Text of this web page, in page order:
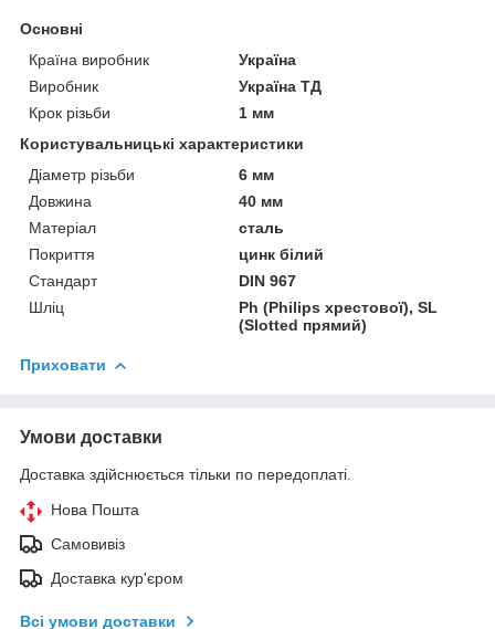
Основні
Країна виробник
Україна
Виробник
Україна ТД
Крок різьби
1 мм
Користувальницькі характеристики
Діаметр різьби
6 мм
Довжина
40 мм
Матеріал
сталь
Покриття
цинк білий
Стандарт
DIN 967
Шліц
Ph (Philips хрестової), SL
(Slotted прямий)
Приховати
Умови доставки
Доставка здійснюється тільки по передоплаті.
Нова Пошта
Самовивіз
Доставка кур'єром
Всі умови доставки